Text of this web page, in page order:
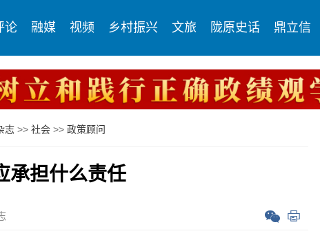
论 融媒 视频 乡村振兴 文旅 陇原史话 鼎立信
志 >> 社会 >> 政策顾问
承担什么责任